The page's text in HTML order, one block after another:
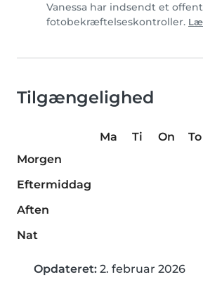
Vanessa har indsendt et
fotobekræftelseskontroller.
Tilgængelighed
Ma Ti On To
Morgen
Eftermiddag
Aften
Nat
Opdateret: 2. februar 2026